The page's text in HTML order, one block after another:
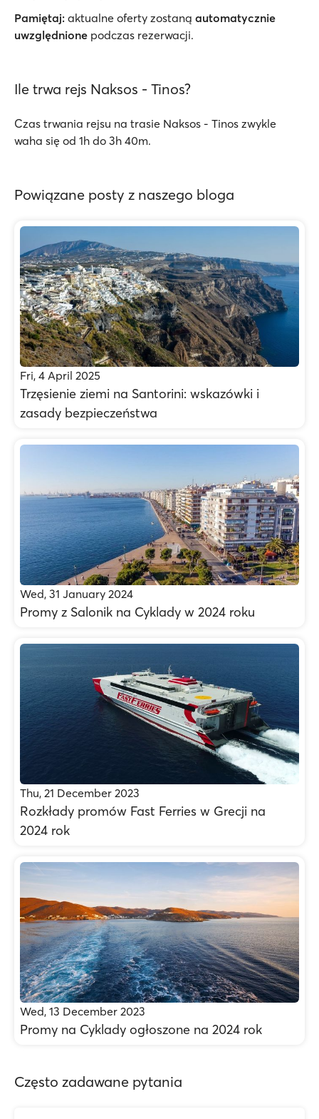
Pamiętaj: aktualne oferty zostaną automatycznie
uwzględnione podczas rezerwacji.
Ile trwa rejs Naksos - Tinos?
Czas trwania rejsu na trasie Naksos - Tinos zwykle
waha się od 1h do 3h 40m.
Powiązane posty z naszego bloga
Fri, 4 April 2025
Trzęsienie ziemi na Santorini: wskazówki i
zasady bezpieczeństwa
Wed, 31 January 2024
Promy z Salonik na Cyklady w 2024 roku
Thu, 21 December 2023
Rozkłady promów Fast Ferries w Grecji na
2024 rok
Wed, 13 December 2023
Promy na Cyklady ogłoszone na 2024 rok
Często zadawane pytania